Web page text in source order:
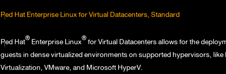
Red Hat Enterprise Linux for Virtual Datacenters, Standard
Red Hat® Enterprise Linux®for Virtual Datacenters allows for the
guests in dense virtualized environments on supported hypervisors, like
Virtualization, VMware, and Microsoft HyperV.